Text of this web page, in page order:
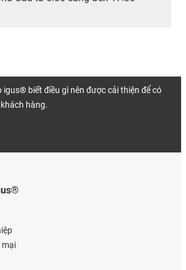
igus® biết điều gì nên được cải thiện để có
hàng.
mại